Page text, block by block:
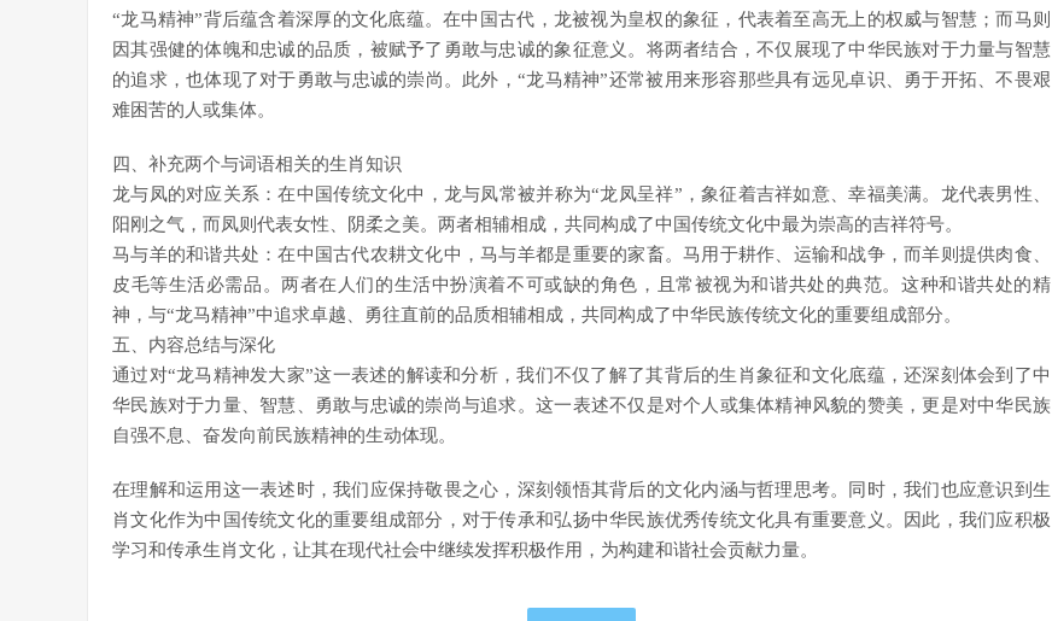
“龙马精神”背后蕴含着深厚的文化底蕴。在中国古代，龙被视为皇权的象征，代表着至高无上的权威与智慧；而马则
因其强健的体魄和忠诚的品质，被赋予了勇敢与忠诚的象征意义。将两者结合，不仅展现了中华民族对于力量与智慧
的追求，也体现了对于勇敢与忠诚的崇尚。此外，“龙马精神”还常被用来形容那些具有远见卓识、勇于开拓、不畏艰
难困苦的人或集体。
四、补充两个与词语相关的生肖知识
龙与凤的对应关系：在中国传统文化中，龙与凤常被并称为“龙凤呈祥”，象征着吉祥如意、幸福美满。龙代表男性、
阳刚之气，而凤则代表女性、阴柔之美。两者相辅相成，共同构成了中国传统文化中最为崇高的吉祥符号。
马与羊的和谐共处：在中国古代农耕文化中，马与羊都是重要的家畜。马用于耕作、运输和战争，而羊则提供肉食、
皮毛等生活必需品。两者在人们的生活中扮演着不可或缺的角色，且常被视为和谐共处的典范。这种和谐共处的精
神，与“龙马精神”中追求卓越、勇往直前的品质相辅相成，共同构成了中华民族传统文化的重要组成部分。
五、内容总结与深化
通过对“龙马精神发大家”这一表述的解读和分析，我们不仅了解了其背后的生肖象征和文化底蕴，还深刻体会到了中
华民族对于力量、智慧、勇敢与忠诚的崇尚与追求。这一表述不仅是对个人或集体精神风貌的赞美，更是对中华民族
自强不息、奋发向前民族精神的生动体现。
在理解和运用这一表述时，我们应保持敬畏之心，深刻领悟其背后的文化内涵与哲理思考。同时，我们也应意识到生
肖文化作为中国传统文化的重要组成部分，对于传承和弘扬中华民族优秀传统文化具有重要意义。因此，我们应积极
学习和传承生肖文化，让其在现代社会中继续发挥积极作用，为构建和谐社会贡献力量。